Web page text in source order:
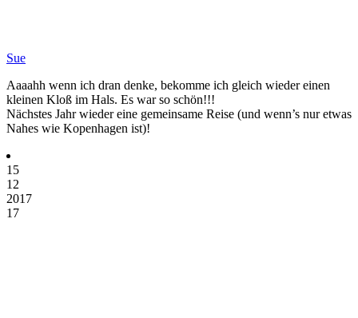
Sue
Aaaahh wenn ich dran denke, bekomme ich gleich wieder einen
kleinen Kloß im Hals. Es war so schön!!!
Nächstes Jahr wieder eine gemeinsame Reise (und wenn’s nur etwas
Nahes wie Kopenhagen ist)!
15
12
2017
17